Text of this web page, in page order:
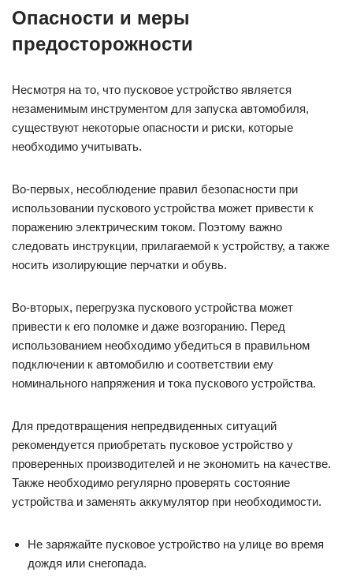
Опасности и меры
предосторожности
Несмотря на то, что пусковое устройство является
незаменимым инструментом для запуска автомобиля,
существуют некоторые опасности и риски, которые
необходимо учитывать.
Во-первых, несоблюдение правил безопасности при
использовании пускового устройства может привести к
поражению электрическим током. Поэтому важно
следовать инструкции, прилагаемой к устройству, а также
носить изолирующие перчатки и обувь.
Во-вторых, перегрузка пускового устройства может
привести к его поломке и даже возгоранию. Перед
использованием необходимо убедиться в правильном
подключении к автомобилю и соответствии ему
номинального напряжения и тока пускового устройства.
Для предотвращения непредвиденных ситуаций
рекомендуется приобретать пусковое устройство у
проверенных производителей и не экономить на качестве.
Также необходимо регулярно проверять состояние
устройства и заменять аккумулятор при необходимости.
Не заряжайте пусковое устройство на улице во время
дождя или снегопада.